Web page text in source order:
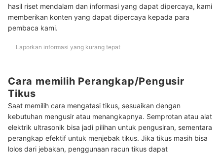
hasil riset mendalam dan informasi yang dapat dipercaya, kami
memberikan konten yang dapat dipercaya kepada para
pembaca kami.
Laporkan informasi yang kurang tepat
Cara memilih Perangkap/Pengusir
Tikus
Saat memilih cara mengatasi tikus, sesuaikan dengan
kebutuhan mengusir atau menangkapnya. Semprotan atau alat
elektrik ultrasonik bisa jadi pilihan untuk pengusiran, sementara
perangkap efektif untuk menjebak tikus. Jika tikus masih bisa
lolos dari jebakan, penggunaan racun tikus dapat